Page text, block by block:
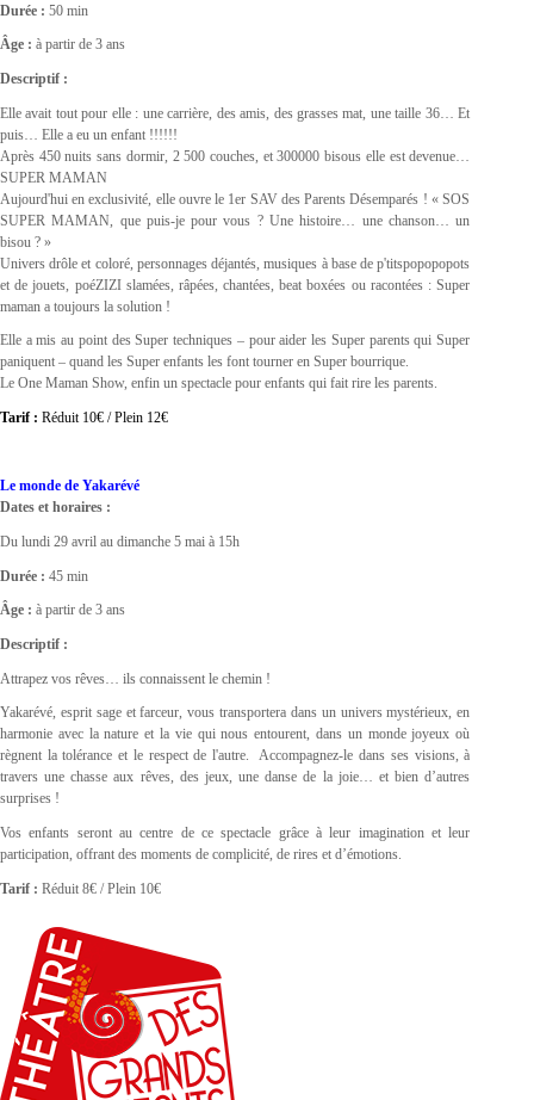
Durée : 50 min
Âge : à partir de 3 ans
Descriptif :
Elle avait tout pour elle : une carrière, des amis, des grasses mat, une taille 36… Et
puis… Elle a eu un enfant !!!!!!
Après 450 nuits sans dormir, 2 500 couches, et 300000 bisous elle est devenue…
SUPER MAMAN
Aujourd'hui en exclusivité, elle ouvre le 1er SAV des Parents Désemparés ! « SOS
SUPER MAMAN, que puis-je pour vous ? Une histoire… une chanson… un
bisou ? »
Univers drôle et coloré, personnages déjantés, musiques à base de p'titspopopopots
et de jouets, poéZIZI slamées, râpées, chantées, beat boxées ou racontées : Super
maman a toujours la solution !
Elle a mis au point des Super techniques – pour aider les Super parents qui Super
paniquent – quand les Super enfants les font tourner en Super bourrique.
Le One Maman Show, enfin un spectacle pour enfants qui fait rire les parents.
Tarif : Réduit 10€ / Plein 12€
Le monde de Yakarévé
Dates et horaires :
Du lundi 29 avril au dimanche 5 mai à 15h
Durée : 45 min
Âge : à partir de 3 ans
Descriptif :
Attrapez vos rêves… ils connaissent le chemin !
Yakarévé, esprit sage et farceur, vous transportera dans un univers mystérieux, en
harmonie avec la nature et la vie qui nous entourent, dans un monde joyeux où
règnent la tolérance et le respect de l'autre. Accompagnez-le dans ses visions, à
travers une chasse aux rêves, des jeux, une danse de la joie… et bien d’autres
surprises !
Vos enfants seront au centre de ce spectacle grâce à leur imagination et leur
participation, offrant des moments de complicité, de rires et d’émotions.
Tarif : Réduit 8€ / Plein 10€